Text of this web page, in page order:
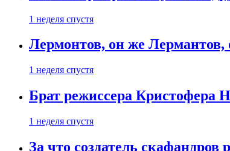
1 неделя спустя
Лермонтов, он же
1 неделя спустя
Брат режиссера Кристофера
1 неделя спустя
За что создатель скафандров